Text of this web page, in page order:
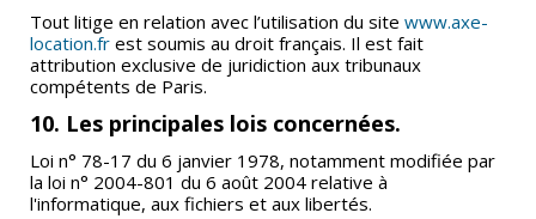
Tout litige en relation avec l’utilisation du site www.axe-
location.fr est soumis au droit français. Il est fait
attribution exclusive de juridiction aux tribunaux
compétents de Paris.
10. Les principales lois concernées.
Loi n° 78-17 du 6 janvier 1978, notamment modifiée par
la loi n° 2004-801 du 6 août 2004 relative à
l'informatique, aux fichiers et aux libertés.